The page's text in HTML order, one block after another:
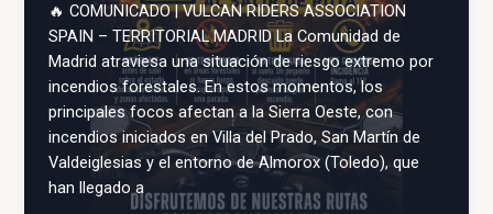
🔥 COMUNICADO | VULCAN RIDERS ASSOCIATION
SPAIN – TERRITORIAL MADRID La Comunidad de
Madrid atraviesa una situación de riesgo extremo por
incendios forestales. En estos momentos, los
principales focos afectan a la Sierra Oeste, con
incendios iniciados en Villa del Prado, San Martín de
Valdeiglesias y el entorno de Almorox (Toledo), que
han llegado a